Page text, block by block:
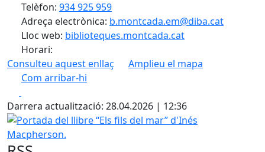
Telèfon: 934 925 959
Adreça electrònica: b.montcada.em@diba.cat
Lloc web: biblioteques.montcada.cat
Horari:
Consulteu aquest enllaç
Amplieu el mapa
Com arribar-hi
+
−
Darrera actualització: 28.04.2026 | 12:36
Portada del llibre “Els fils del mar” d'Inés Macpherson.